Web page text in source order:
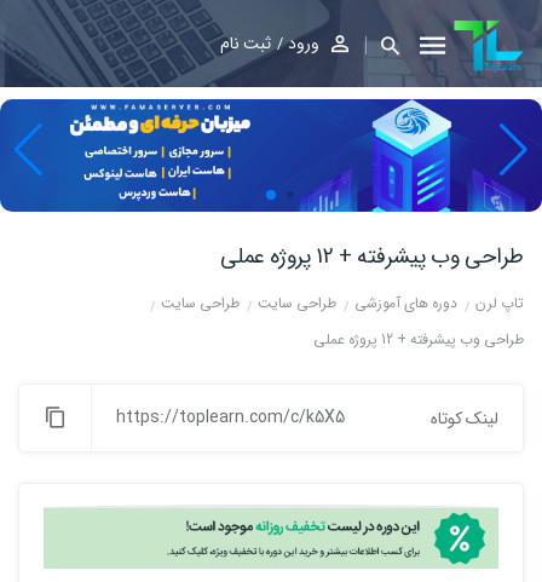
ورود ثبت نام
طراحی وب پیشرفته + 12 پروژه عملی
تاپ لرن دوره های آموزشی طراحی سایت
طراحی سایت
طراحی وب پیشرفته + 12 پروژه عملی
لینک کوتاه https://toplearn.com/c/k5X5